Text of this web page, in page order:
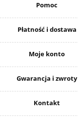
Pomoc
Płatność i dostawa
Moje konto
Gwarancja i zwroty
Kontakt